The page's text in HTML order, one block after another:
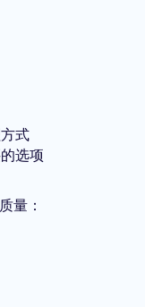
式
选项
量：